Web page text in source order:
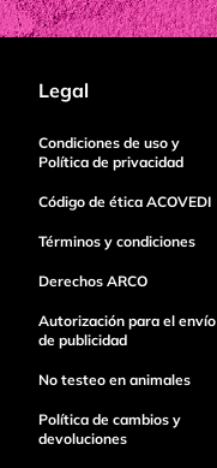
Legal
Condiciones de uso y
Política de privacidad
Código de ética ACOVEDI
Términos y condiciones
Derechos ARCO
Autorización para el envío
de publicidad
No testeo en animales
Política de cambios y
devoluciones